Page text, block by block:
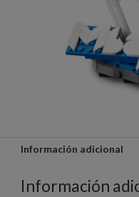
Información adicional
Información